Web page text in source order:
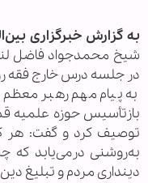
به گزارش خبرگزاری
شیخ محمدجواد فاضل
به پیام مهم رهبر
بازتأسیس حوزه علمیه
توصیف کرد و گفت: هر کس
به‌روشنی درمی‌یابد که
دینداری مردم و تبلیغ